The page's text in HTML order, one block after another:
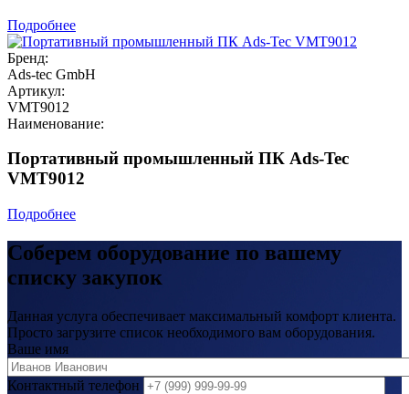
Подробнее
Бренд:
Ads-tec GmbH
Артикул:
VMT9012
Наименование:
Портативный промышленный ПК Ads-Tec
VMT9012
Подробнее
Соберем оборудование по вашему
списку закупок
Данная услуга обеспечивает максимальный комфорт клиента.
Просто загрузите список необходимого вам оборудования.
Ваше имя
Контактный телефон